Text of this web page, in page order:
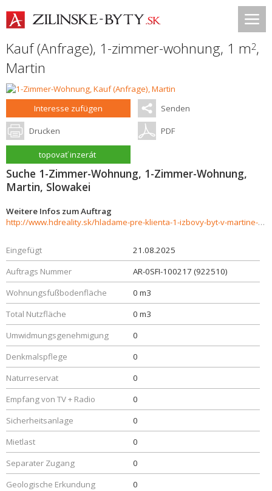
Kauf (Anfrage), 1-zimmer-wohnung, 1 m2,
Martin
Interesse zufügen Senden
Drucken PDF
topovať inzerát
Suche 1-Zimmer-Wohnung, 1-Zimmer-Wohnung,
Martin, Slowakei
Weitere Infos zum Auftrag
http://www.hdreality.sk/hladame-pre-klienta-1-izbovy-byt-v-martine-sidlisko-ladoven-926978
Eingefügt
21.08.2025
Auftrags Nummer
AR-0SFI-100217 (922510)
Wohnungsfußbodenfläche
0 m3
Total Nutzfläche
0 m3
Umwidmungsgenehmigung
0
Denkmalspflege
0
Naturreservat
0
Empfang von TV + Radio
0
Sicherheitsanlage
0
Mietlast
0
Separater Zugang
0
Geologische Erkundung
0